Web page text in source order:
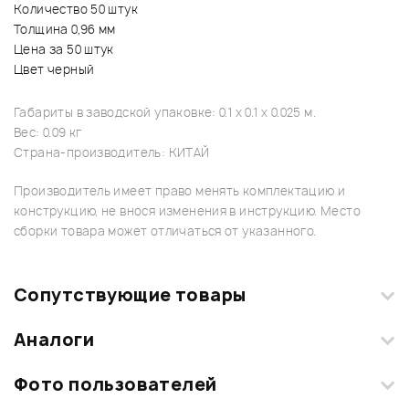
Количество 50 штук
Толщина 0,96 мм
Цена за 50 штук
Цвет черный
Габариты в заводской упаковке: 0.1 x 0.1 x 0.025 м.
Вес: 0.09 кг
Страна-производитель: КИТАЙ
Производитель имеет право менять комплектацию и
конструкцию, не внося изменения в инструкцию. Место
сборки товара может отличаться от указанного.
Сопутствующие товары
Аналоги
Фото пользователей